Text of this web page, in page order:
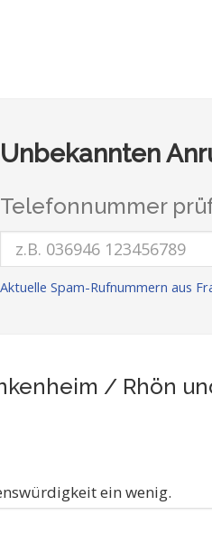
Unbekannten
Telefonnummer
Aktuelle Spam-Rufnummern aus
/ Rhön
ein wenig.